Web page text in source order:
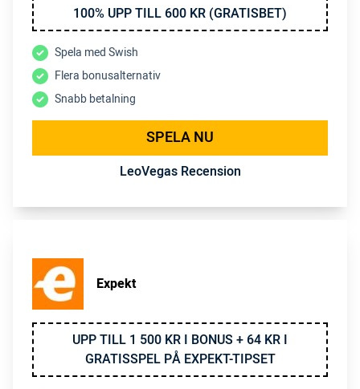
100% UPP TILL 600 KR (GRATISBET)
Spela med Swish
Flera bonusalternativ
Snabb betalning
SPELA NU
LeoVegas Recension
Expekt
UPP TILL 1 500 KR I BONUS + 64 KR I
GRATISSPEL PÅ EXPEKT-TIPSET